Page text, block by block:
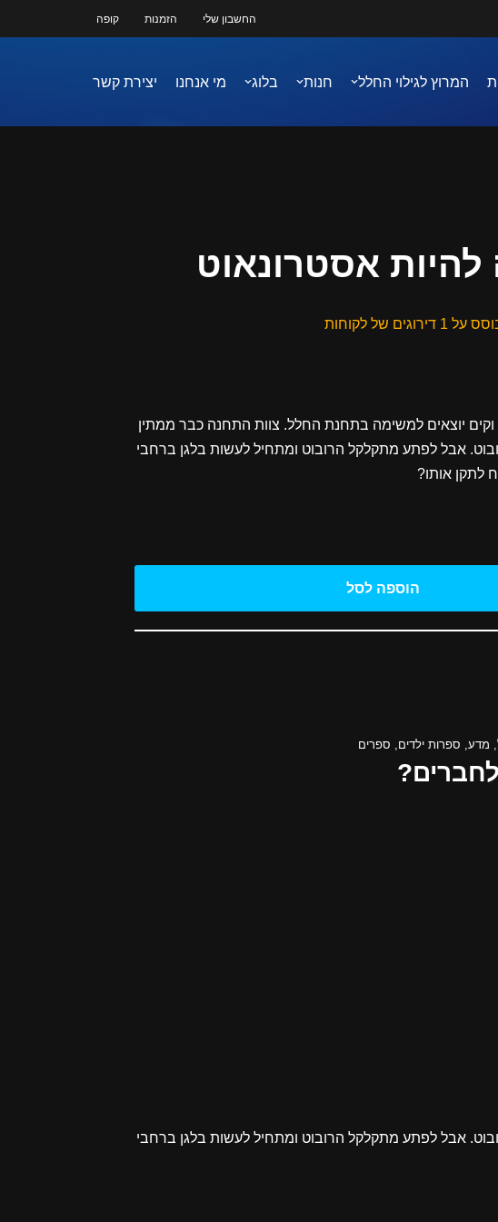
החשבון שלי הזמנות קופה
המרוץ לגילוי החלל חנות בלוג מי אנחנו יצירת קשר
להיות אסטרונאוט
1 דירוגים של לקוחות
וקים יוצאים למשימה בתחנת החלל. צוות התחנה כבר ממתין
אבל לפתע מתקלקל הרובוט ומתחיל לעשות בלגן ברחבי
לתקן אותו?
הוספה לסל
, מדע, ספרות ילדים, ספרים
אבל לפתע מתקלקל הרובוט ומתחיל לעשות בלגן ברחבי